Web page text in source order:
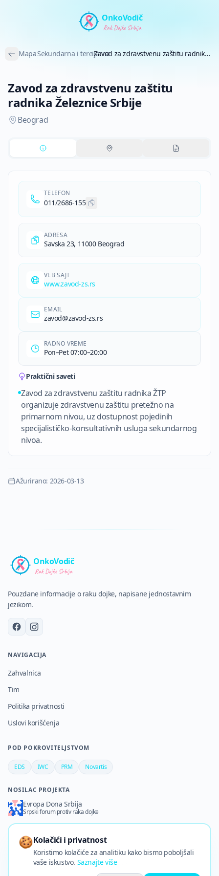
OnkoVodič
MapaSekundarna i tercijarna Zavod za zdravstvenu zaštitu radnika Železnice Srbije
Zavod za zdravstvenu zaštitu
radnika Železnice Srbije
Beograd
TELEFON
011/2686-155
ADRESA
Savska 23, 11000 Beograd
VEB SAJT
www.zavod-zs.rs
EMAIL
zavod@zavod-zs.rs
RADNO VREME
Pon–Pet 07:00–20:00
Praktični saveti
Zavod za zdravstvenu zaštitu radnika ŽTP
organizuje zdravstvenu zaštitu pretežno na
primarnom nivou, uz dostupnost pojedinih
specijalističko-konsultativnih usluga sekundarnog
nivoa.
Ažurirano: 2026-03-13
OnkoVodič
Pouzdane informacije o raku dojke, napisane jednostavnim
jezikom.
NAVIGACIJA
Zahvalnica
Tim
Politika privatnosti
Uslovi korišćenja
POD POKROVITELJSTVOM
EDS IWC PRM Novartis
NOSILAC PROJEKTA
Evropa Dona Srbija
Srpski forum protiv raka dojke
©2026Stomačko d.o.o.–Sva prava zadržana · 🍪 Kolačići
Nazad na vrh
🍪Kolačići i privatnost
Koristimo kolačiće za analitiku kako bismo poboljšali
vaše iskustvo. Saznajte više